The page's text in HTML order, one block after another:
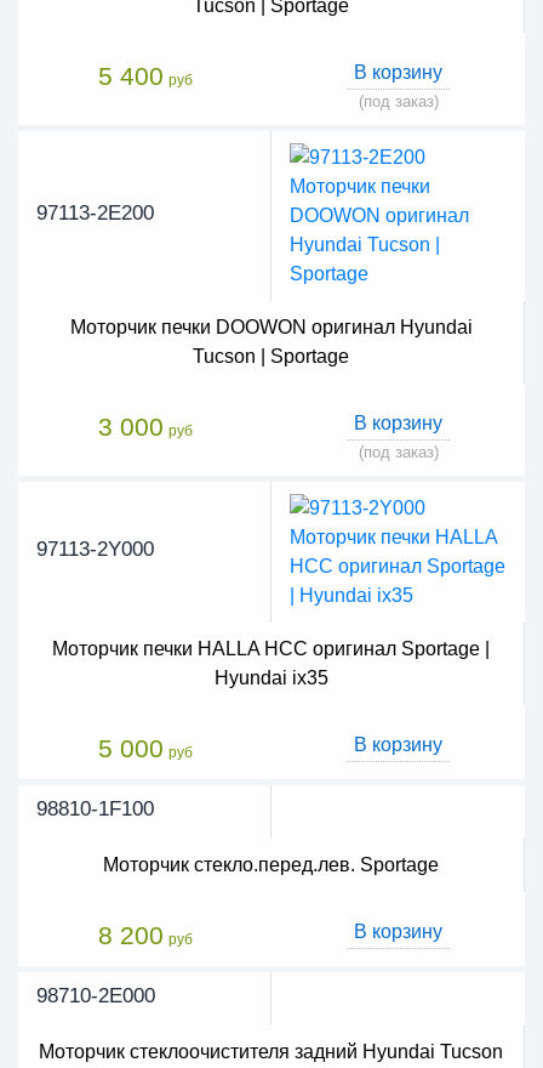
Tucson | Sportage
5 400 руб В корзину
(под заказ)
97113-2E200
Моторчик печки DOOWON оригинал Hyundai
Tucson | Sportage
3 000 руб В корзину
(под заказ)
97113-2Y000
Моторчик печки HALLA HCC оригинал Sportage |
Hyundai ix35
5 000 руб В корзину
98810-1F100
Моторчик стекло.перед.лев. Sportage
8 200 руб В корзину
98710-2E000
Моторчик стеклоочистителя задний Hyundai Tucson